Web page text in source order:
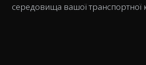
середовища вашої транспортної